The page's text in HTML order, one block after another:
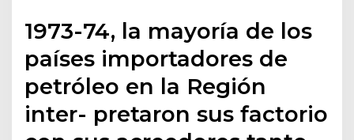
1973-74, la mayoría de los
países importadores de
petróleo en la Región
inter- pretaron sus factorio